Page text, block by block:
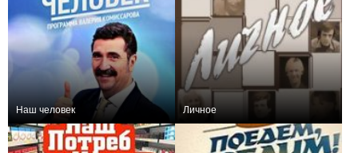
Наш человек Личное